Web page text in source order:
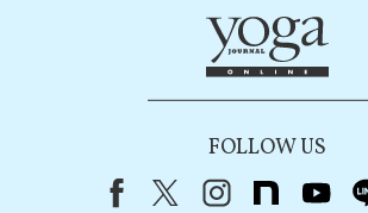
FOLLOW US
FacebookX（旧Twitter）
instagram
note